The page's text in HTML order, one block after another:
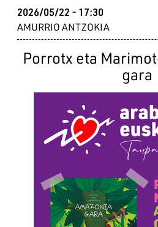
2026/05/22 - 17:30
AMURRIO ANTZOKIA
Porrotx eta
gara